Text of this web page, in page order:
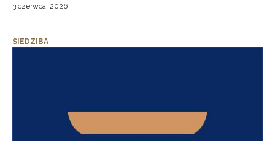
3 czerwca, 2026
SIEDZIBA